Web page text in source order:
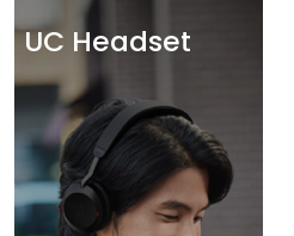
UC Headset